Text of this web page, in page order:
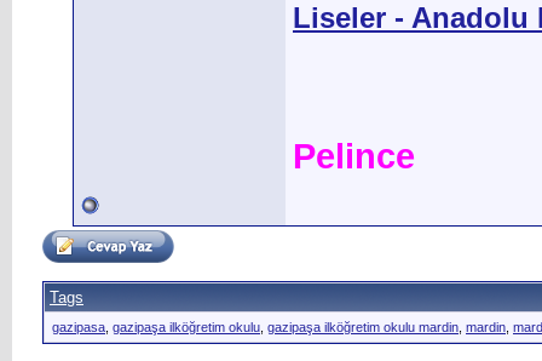
Liseler - Anadolu
Pelince
Tags
gazipasa gazipaşa ilköğretim okulu gazipaşa ilköğretim okulu mardin mardin